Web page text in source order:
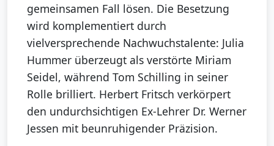
gemeinsamen Fall lösen. Die Besetzung
wird komplementiert durch
vielversprechende Nachwuchstalente: Julia
Hummer überzeugt als verstörte Miriam
Seidel, während Tom Schilling in seiner
Rolle brilliert. Herbert Fritsch verkörpert
den undurchsichtigen Ex-Lehrer Dr. Werner
Jessen mit beunruhigender Präzision.